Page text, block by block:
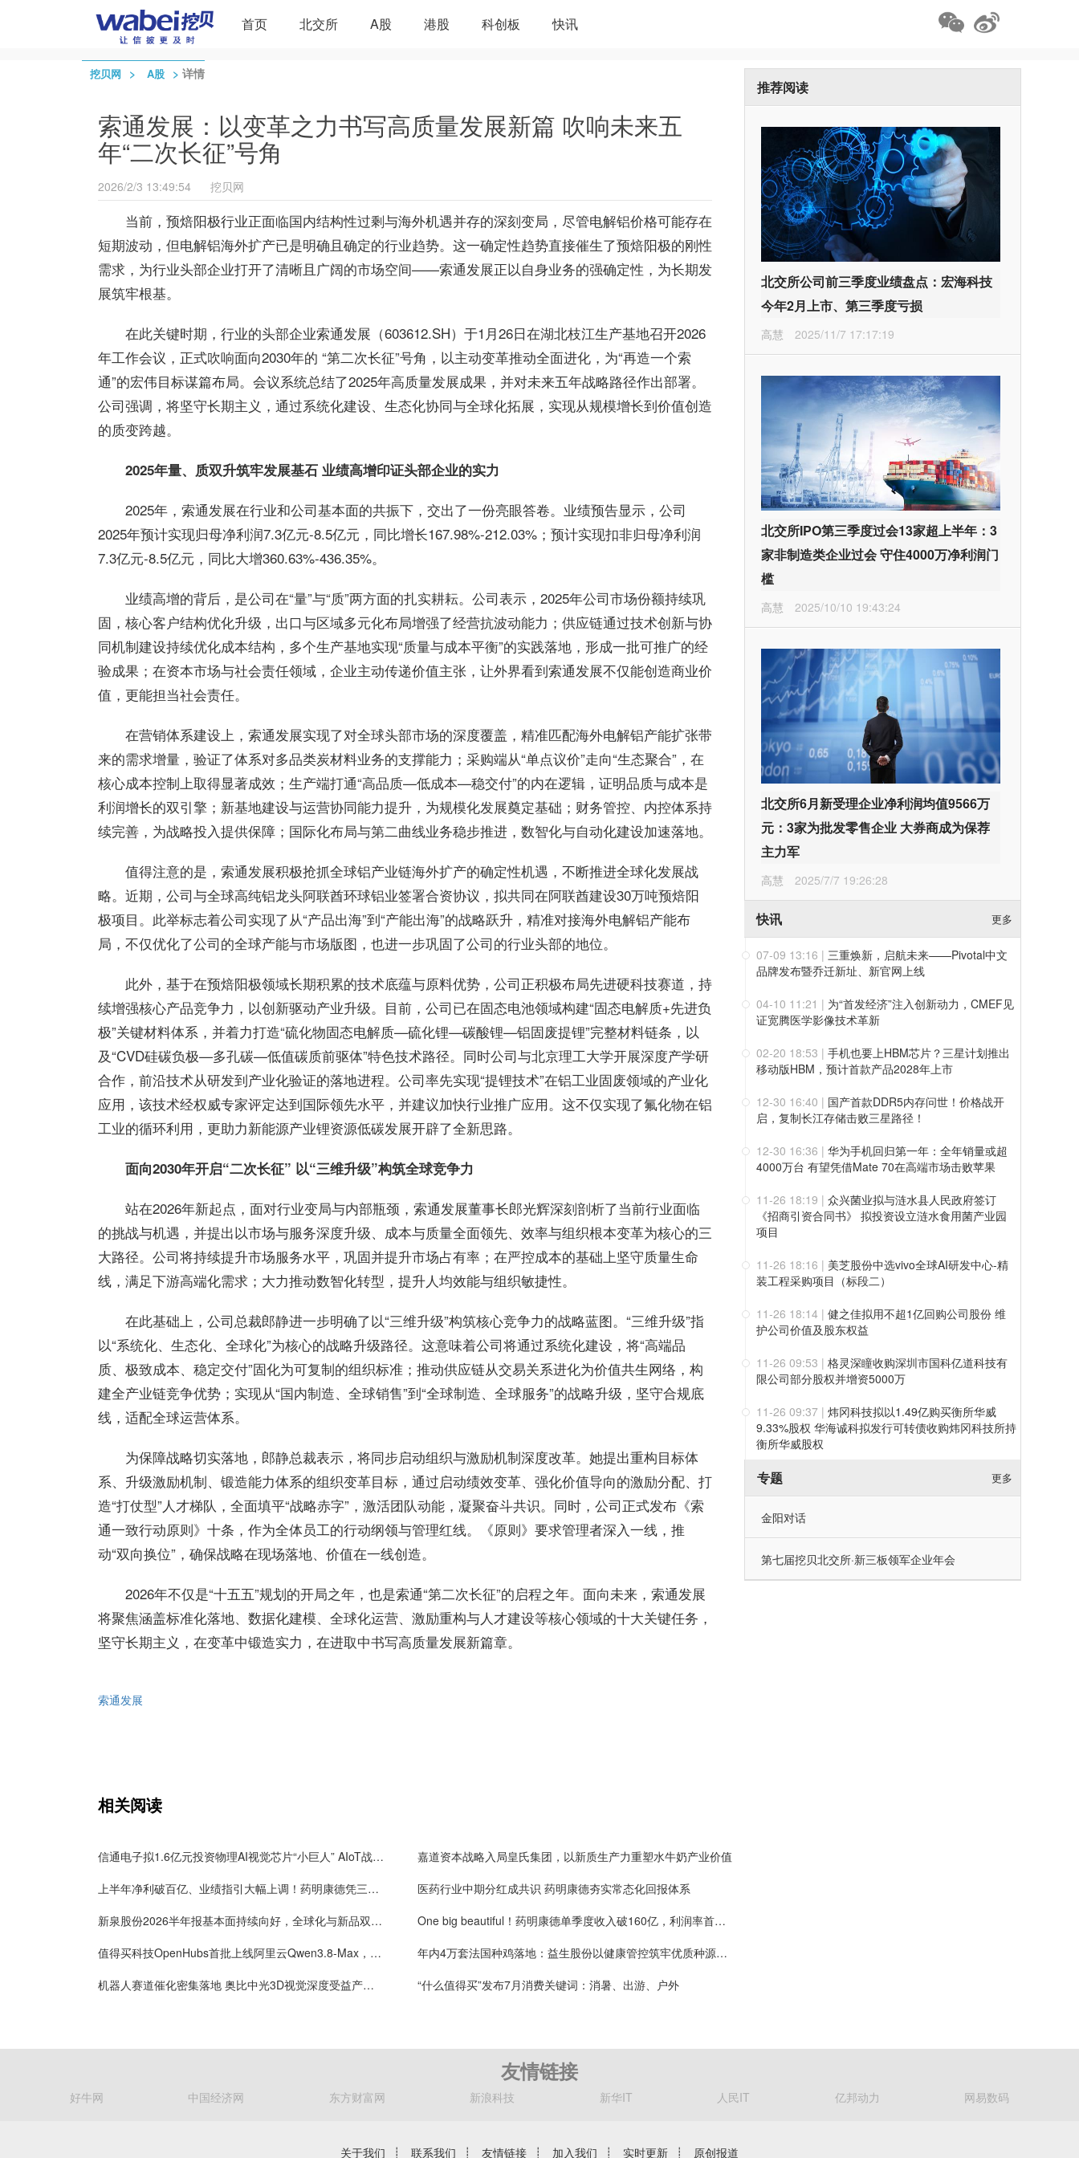
首页 北交所 A股 港股 科创板 快讯
挖贝网 > A股 > 详情
索通发展：以变革之力书写高质量发展新篇 吹响未来五
年“二次长征”号角
2026/2/3 13:49:54 挖贝网
当前，预焙阳极行业正面临国内结构性过剩与海外机遇并存的深刻变局，尽管电解铝价格可能存在
短期波动，但电解铝海外扩产已是明确且确定的行业趋势。这一确定性趋势直接催生了预焙阳极的刚性
需求，为行业头部企业打开了清晰且广阔的市场空间——索通发展正以自身业务的强确定性，为长期发
展筑牢根基。
在此关键时期，行业的头部企业索通发展（603612.SH）于1月26日在湖北枝江生产基地召开2026
年工作会议，正式吹响面向2030年的 “第二次长征”号角，以主动变革推动全面进化，为“再造一个索
通”的宏伟目标谋篇布局。会议系统总结了2025年高质量发展成果，并对未来五年战略路径作出部署。
公司强调，将坚守长期主义，通过系统化建设、生态化协同与全球化拓展，实现从规模增长到价值创造
的质变跨越。
2025年量、质双升筑牢发展基石 业绩高增印证头部企业的实力
2025年，索通发展在行业和公司基本面的共振下，交出了一份亮眼答卷。业绩预告显示，公司
2025年预计实现归母净利润7.3亿元-8.5亿元，同比增长167.98%-212.03%；预计实现扣非归母净利润
7.3亿元-8.5亿元，同比大增360.63%-436.35%。
业绩高增的背后，是公司在“量”与“质”两方面的扎实耕耘。公司表示，2025年公司市场份额持续巩
固，核心客户结构优化升级，出口与区域多元化布局增强了经营抗波动能力；供应链通过技术创新与协
同机制建设持续优化成本结构，多个生产基地实现“质量与成本平衡”的实践落地，形成一批可推广的经
验成果；在资本市场与社会责任领域，企业主动传递价值主张，让外界看到索通发展不仅能创造商业价
值，更能担当社会责任。
在营销体系建设上，索通发展实现了对全球头部市场的深度覆盖，精准匹配海外电解铝产能扩张带
来的需求增量，验证了体系对多品类炭材料业务的支撑能力；采购端从“单点议价”走向“生态聚合”，在
核心成本控制上取得显著成效；生产端打通“高品质—低成本—稳交付”的内在逻辑，证明品质与成本是
利润增长的双引擎；新基地建设与运营协同能力提升，为规模化发展奠定基础；财务管控、内控体系持
续完善，为战略投入提供保障；国际化布局与第二曲线业务稳步推进，数智化与自动化建设加速落地。
值得注意的是，索通发展积极抢抓全球铝产业链海外扩产的确定性机遇，不断推进全球化发展战
略。近期，公司与全球高纯铝龙头阿联酋环球铝业签署合资协议，拟共同在阿联酋建设30万吨预焙阳
极项目。此举标志着公司实现了从“产品出海”到“产能出海”的战略跃升，精准对接海外电解铝产能布
局，不仅优化了公司的全球产能与市场版图，也进一步巩固了公司的行业头部的地位。
此外，基于在预焙阳极领域长期积累的技术底蕴与原料优势，公司正积极布局先进硬科技赛道，持
续增强核心产品竞争力，以创新驱动产业升级。目前，公司已在固态电池领域构建“固态电解质+先进负
极”关键材料体系，并着力打造“硫化物固态电解质—硫化锂—碳酸锂—铝固废提锂”完整材料链条，以
及“CVD硅碳负极—多孔碳—低值碳质前驱体”特色技术路径。同时公司与北京理工大学开展深度产学研
合作，前沿技术从研发到产业化验证的落地进程。公司率先实现“提锂技术”在铝工业固废领域的产业化
应用，该技术经权威专家评定达到国际领先水平，并建议加快行业推广应用。这不仅实现了氟化物在铝
工业的循环利用，更助力新能源产业锂资源低碳发展开辟了全新思路。
面向2030年开启“二次长征” 以“三维升级”构筑全球竞争力
站在2026年新起点，面对行业变局与内部瓶颈，索通发展董事长郎光辉深刻剖析了当前行业面临
的挑战与机遇，并提出以市场与服务深度升级、成本与质量全面领先、效率与组织根本变革为核心的三
大路径。公司将持续提升市场服务水平，巩固并提升市场占有率；在严控成本的基础上坚守质量生命
线，满足下游高端化需求；大力推动数智化转型，提升人均效能与组织敏捷性。
在此基础上，公司总裁郎静进一步明确了以“三维升级”构筑核心竞争力的战略蓝图。“三维升级”指
以“系统化、生态化、全球化”为核心的战略升级路径。这意味着公司将通过系统化建设，将“高端品
质、极致成本、稳定交付”固化为可复制的组织标准；推动供应链从交易关系进化为价值共生网络，构
建全产业链竞争优势；实现从“国内制造、全球销售”到“全球制造、全球服务”的战略升级，坚守合规底
线，适配全球运营体系。
为保障战略切实落地，郎静总裁表示，将同步启动组织与激励机制深度改革。她提出重构目标体
系、升级激励机制、锻造能力体系的组织变革目标，通过启动绩效变革、强化价值导向的激励分配、打
造“打仗型”人才梯队，全面填平“战略赤字”，激活团队动能，凝聚奋斗共识。同时，公司正式发布《索
通一致行动原则》十条，作为全体员工的行动纲领与管理红线。《原则》要求管理者深入一线，推
动“双向换位”，确保战略在现场落地、价值在一线创造。
2026年不仅是“十五五”规划的开局之年，也是索通“第二次长征”的启程之年。面向未来，索通发展
将聚焦涵盖标准化落地、数据化建模、全球化运营、激励重构与人才建设等核心领域的十大关键任务，
坚守长期主义，在变革中锻造实力，在进取中书写高质量发展新篇章。
索通发展
相关阅读
信通电子拟1.6亿元投资物理AI视觉芯片“小巨人” AIoT战略加速落地
嘉道资本战略入局皇氏集团，以新质生产力重塑水牛奶产业价值
上半年净利破百亿、业绩指引大幅上调！药明康德凭三层确定性接住K型分化红利
医药行业中期分红成共识 药明康德夯实常态化回报体系
新泉股份2026半年报基本面持续向好，全球化与新品双轮驱动
One big beautiful！药明康德单季度收入破160亿，利润率首超40%
值得买科技OpenHubs首批上线阿里云Qwen3.8-Max，持续完善企业多模型服务
年内4万套法国种鸡落地：益生股份以健康管控筑牢优质种源竞争壁垒
机器人赛道催化密集落地 奥比中光3D视觉深度受益产业扩容
“什么值得买”发布7月消费关键词：消暑、出游、户外
推荐阅读
北交所公司前三季度业绩盘点：宏海科技
今年2月上市、第三季度亏损
高慧 2025/11/7 17:17:19
北交所IPO第三季度过会13家超上半年：3
家非制造类企业过会 守住4000万净利润门
槛
高慧 2025/10/10 19:43:24
北交所6月新受理企业净利润均值9566万
元：3家为批发零售企业 大券商成为保荐
主力军
高慧 2025/7/7 19:26:28
快讯 更多
07-09 13:16 | 三重焕新，启航未来——Pivotal中文
品牌发布暨乔迁新址、新官网上线
04-10 11:21 | 为“首发经济”注入创新动力，CMEF见
证宽腾医学影像技术革新
02-20 18:53 | 手机也要上HBM芯片？三星计划推出
移动版HBM，预计首款产品2028年上市
12-30 16:40 | 国产首款DDR5内存问世！价格战开
启，复制长江存储击败三星路径！
12-30 16:36 | 华为手机回归第一年：全年销量或超
4000万台 有望凭借Mate 70在高端市场击败苹果
11-26 18:19 | 众兴菌业拟与涟水县人民政府签订
《招商引资合同书》 拟投资设立涟水食用菌产业园
项目
11-26 18:16 | 美芝股份中选vivo全球AI研发中心-精
装工程采购项目（标段二）
11-26 18:14 | 健之佳拟用不超1亿回购公司股份 维
护公司价值及股东权益
11-26 09:53 | 格灵深瞳收购深圳市国科亿道科技有
限公司部分股权并增资5000万
11-26 09:37 | 炜冈科技拟以1.49亿购买衡所华威
9.33%股权 华海诚科拟发行可转债收购炜冈科技所持
衡所华威股权
专题 更多
金阳对话
第七届挖贝北交所·新三板领军企业年会
友情链接
好牛网 中国经济网 东方财富网 新浪科技 新华IT 人民IT 亿邦动力 网易数码
关于我们 ┊ 联系我们 ┊ 友情链接 ┊ 加入我们 ┊ 实时更新 ┊ 原创报道